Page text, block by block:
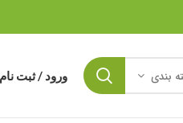
بندی ورود / ثبت نام